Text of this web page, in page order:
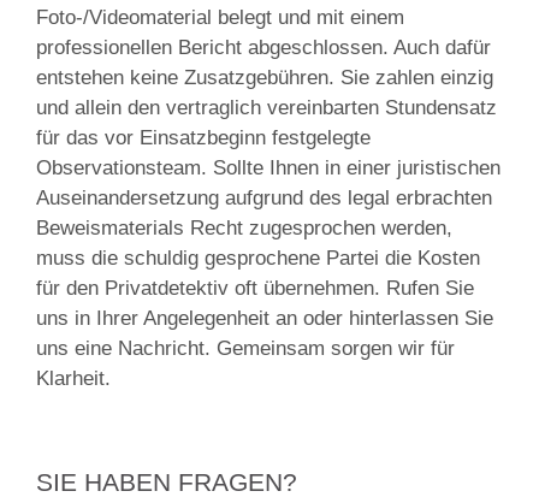
Foto-/Videomaterial belegt und mit einem
professionellen Bericht abgeschlossen. Auch dafür
entstehen keine Zusatzgebühren. Sie zahlen einzig
und allein den vertraglich vereinbarten Stundensatz
für das vor Einsatzbeginn festgelegte
Observationsteam. Sollte Ihnen in einer juristischen
Auseinandersetzung aufgrund des legal erbrachten
Beweismaterials Recht zugesprochen werden,
muss die schuldig gesprochene Partei die Kosten
für den Privatdetektiv oft übernehmen. Rufen Sie
uns in Ihrer Angelegenheit an oder hinterlassen Sie
uns eine Nachricht. Gemeinsam sorgen wir für
Klarheit.
SIE HABEN FRAGEN?